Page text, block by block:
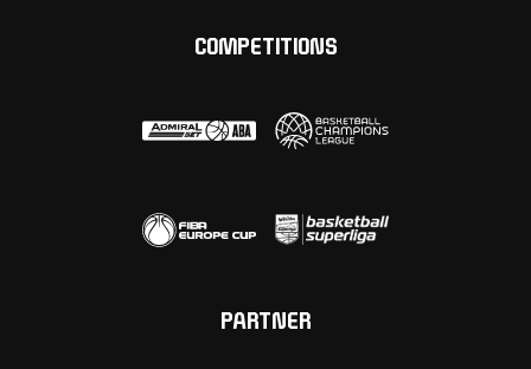
COMPETITIONS
PARTNER